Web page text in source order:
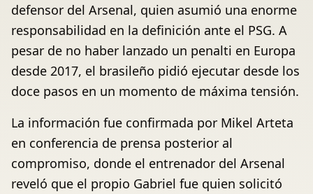
defensor del Arsenal, quien asumió una enorme
responsabilidad en la definición ante el PSG. A
pesar de no haber lanzado un penalti en Europa
desde 2017, el brasileño pidió ejecutar desde los
doce pasos en un momento de máxima tensión.
La información fue confirmada por Mikel Arteta
en conferencia de prensa posterior al
compromiso, donde el entrenador del Arsenal
reveló que el propio Gabriel fue quien solicitó